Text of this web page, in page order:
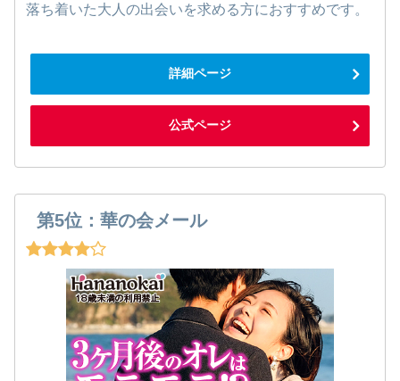
落ち着いた大人の出会いを求める方におすすめです。
詳細ページ
公式ページ
第5位：華の会メール